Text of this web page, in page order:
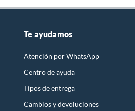
Te ayudamos
Atención por WhatsApp
Centro de ayuda
Tipos de entrega
Cambios y devoluciones